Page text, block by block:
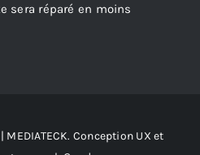
sera réparé en moins
Conception UX et